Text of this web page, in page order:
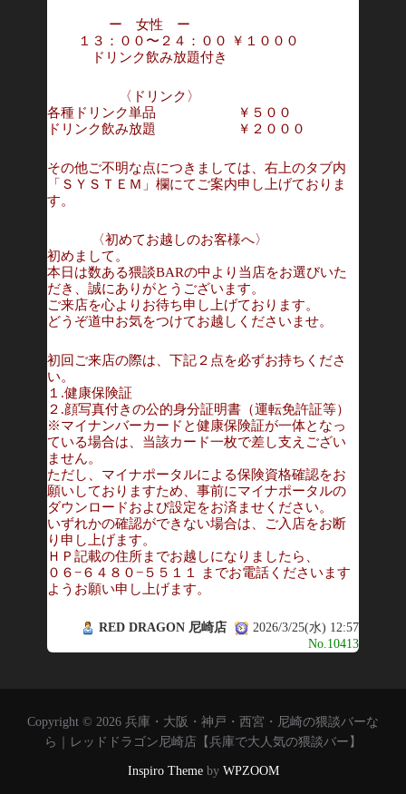
ー 女性 ー
１３：００〜２４：００ ￥１０００
ドリンク飲み放題付き
〈ドリンク〉
各種ドリンク単品 ￥５００
ドリンク飲み放題 ￥２０００
その他ご不明な点につきましては、右上のタブ内
「ＳＹＳＴＥＭ」欄にてご案内申し上げておりま
す。
〈初めてお越しのお客様へ〉
初めまして。
本日は数ある猥談BARの中より当店をお選びいた
だき、誠にありがとうございます。
ご来店を心よりお待ち申し上げております。
どうぞ道中お気をつけてお越しくださいませ。
初回ご来店の際は、下記２点を必ずお持ちくださ
い。
１.健康保険証
２.顔写真付きの公的身分証明書（運転免許証等）
※マイナンバーカードと健康保険証が一体となっ
ている場合は、当該カード一枚で差し支えござい
ません。
ただし、マイナポータルによる保険資格確認をお
願いしておりますため、事前にマイナポータルの
ダウンロードおよび設定をお済ませください。
いずれかの確認ができない場合は、ご入店をお断
り申し上げます。
ＨＰ記載の住所までお越しになりましたら、
０６−６４８０−５５１１ までお電話くださいます
ようお願い申し上げます。
RED DRAGON 尼崎店
2026/3/25(水) 12:57
No.10413
Copyright © 2026 兵庫・大阪・神戸・西宮・尼崎の猥談バーな
ら｜レッドドラゴン尼崎店【兵庫で大人気の猥談バー】
Inspiro Themeby WPZOOM